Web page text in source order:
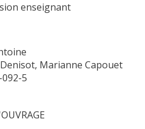
enseignant
Marianne Capouet
5